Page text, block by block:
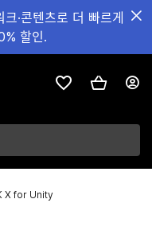
·콘텐츠로 더 빠르게
할인.
X for Unity